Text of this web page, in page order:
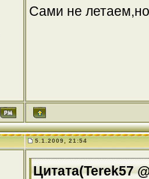
Сами не
5.1.2009, 21:54
Цитата(Terek57